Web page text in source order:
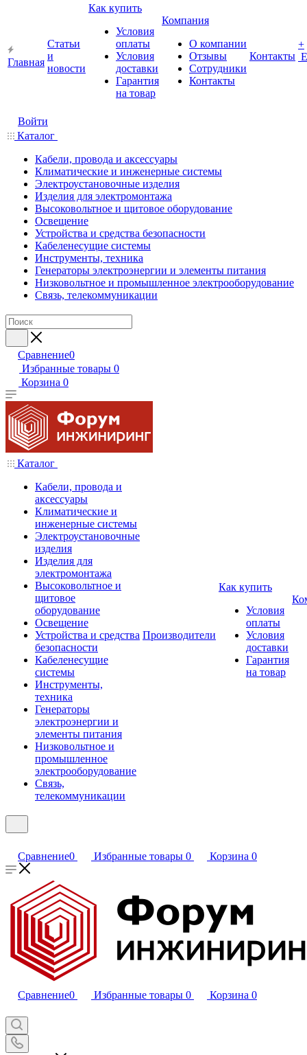
Главная
Статьи
и
новости
Как купить
Условия
оплаты
Условия
доставки
Гарантия
на товар
Компания
О компании
Отзывы
Сотрудники
Контакты
Контакты
+
Войти
Каталог
Кабели, провода и аксессуары
Климатические и инженерные системы
Электроустановочные изделия
Изделия для электромонтажа
Высоковольтное и щитовое оборудование
Освещение
Устройства и средства безопасности
Кабеленесущие системы
Инструменты, техника
Генераторы электроэнергии и элементы питания
Низковольтное и промышленное электрооборудование
Связь, телекоммуникации
Сравнение0
Избранные товары 0
Корзина 0
Каталог
Кабели, провода и
аксессуары
Климатические и
инженерные системы
Электроустановочные
изделия
Изделия для
электромонтажа
Высоковольтное и
щитовое
оборудование
Освещение
Устройства и средства
безопасности
Кабеленесущие
системы
Инструменты,
техника
Генераторы
электроэнергии и
элементы питания
Низковольтное и
промышленное
электрооборудование
Связь,
телекоммуникации
Производители
Как купить
Условия
оплаты
Условия
доставки
Гарантия
на товар
Сравнение0 Избранные товары 0 Корзина 0
Сравнение0 Избранные товары 0 Корзина 0